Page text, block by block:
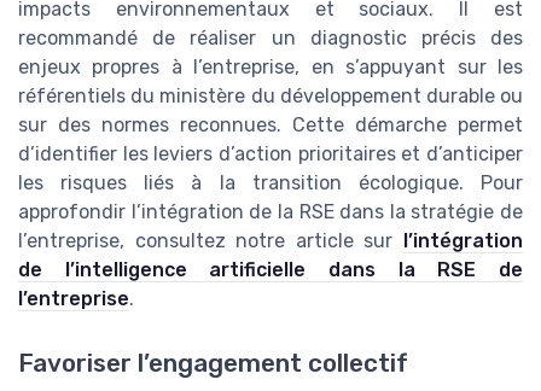
impacts environnementaux et sociaux. Il est
recommandé de réaliser un diagnostic précis des
enjeux propres à l’entreprise, en s’appuyant sur les
référentiels du ministère du développement durable ou
sur des normes reconnues. Cette démarche permet
d’identifier les leviers d’action prioritaires et d’anticiper
les risques liés à la transition écologique. Pour
approfondir l’intégration de la RSE dans la stratégie de
l’entreprise, consultez notre article sur l’intégration
de l’intelligence artificielle dans la RSE de
l’entreprise.
Favoriser l’engagement collectif